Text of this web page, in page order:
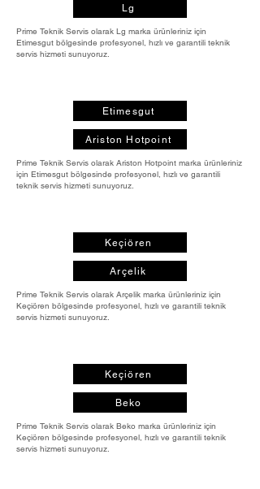
Lg
Prime Teknik Servis olarak Lg marka ürünleriniz için
Etimesgut bölgesinde profesyonel, hızlı ve garantili teknik
servis hizmeti sunuyoruz.
Etimesgut
Ariston Hotpoint
Prime Teknik Servis olarak Ariston Hotpoint marka ürünleriniz
için Etimesgut bölgesinde profesyonel, hızlı ve garantili
teknik servis hizmeti sunuyoruz.
Keçiören
Arçelik
Prime Teknik Servis olarak Arçelik marka ürünleriniz için
Keçiören bölgesinde profesyonel, hızlı ve garantili teknik
servis hizmeti sunuyoruz.
Keçiören
Beko
Prime Teknik Servis olarak Beko marka ürünleriniz için
Keçiören bölgesinde profesyonel, hızlı ve garantili teknik
servis hizmeti sunuyoruz.